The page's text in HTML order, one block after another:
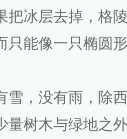
把冰层去掉，格
只能像一只椭圆
雪，没有雨，除
量树木与绿地之